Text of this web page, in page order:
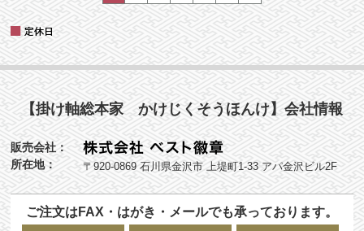
【掛け軸総本家 かけじくそうほんけ】会社情報
販売会社：
所在地：
〒920-0869 石川県金沢市 上堤町1-33 アパ金沢ビル2F
ご注文はFAX・はがき・メールでも承っております。